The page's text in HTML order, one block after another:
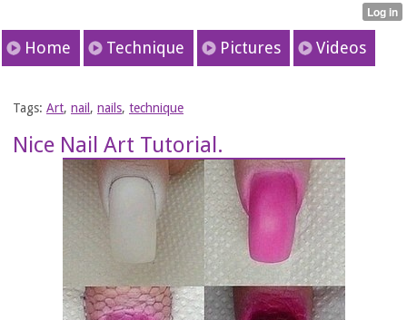
Home Technique Pictures Videos
Tags: Art, nail , nails, technique
Nice Nail Art Tutorial.